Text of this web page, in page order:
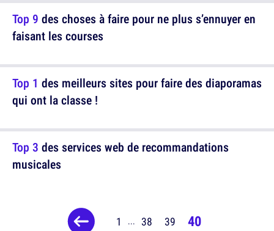
Top 9 des choses à faire pour ne plus s’ennuyer en
faisant les courses
Top 3 des services web de recommandations
musicales
Top 1 des meilleurs sites pour faire des diaporamas
qui ont la classe !
1 ... 38 39 40